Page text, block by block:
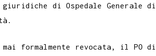
di Ospedale Generale di
formalmente revocata, il PO di